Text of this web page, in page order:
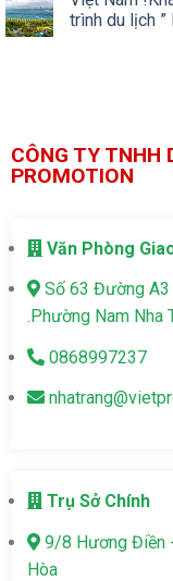
trình du lịch ”
CÔNG TY TNHH
PROMOTION
Văn Phòng
Số 63 Đường A3
.Phường Nam Nha
0868997237
Trụ Sở Chính
9/8 Hương Điền
Hòa